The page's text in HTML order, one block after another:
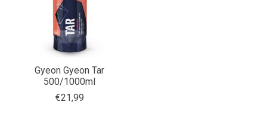
Gyeon Gyeon Tar
500/1000ml
€21,99